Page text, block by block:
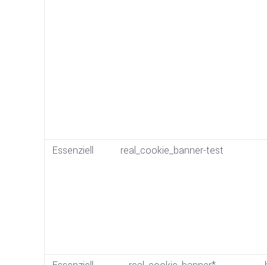
Essenziell real_cookie_banner-test